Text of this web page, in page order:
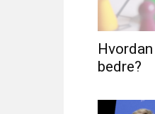
bedre?